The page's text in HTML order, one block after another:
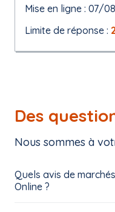
Mise en ligne : 07/
Limite de réponse :
Des
Nous sommes à
Quels avis de
Online ?